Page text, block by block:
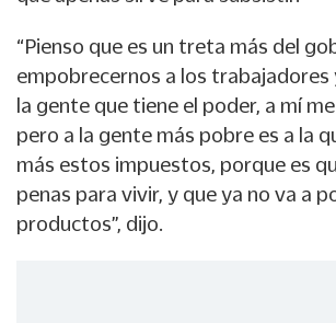
“Pienso que es un treta más del
empobrecernos a los trabajadores
la gente que tiene el poder, a mí
pero a la gente más pobre es a la
más estos impuestos, porque es
penas para vivir, y que ya no va a
productos”, dijo.